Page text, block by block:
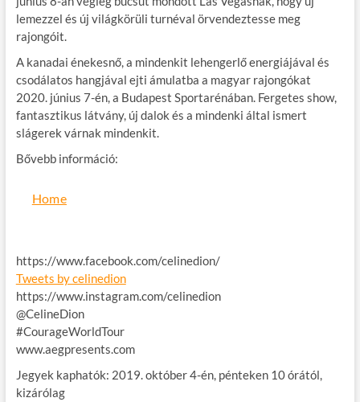
lemezzel és új világkörüli turnéval örvendeztesse meg
rajongóit.
A kanadai énekesnő, a mindenkit lehengerlő energiájával és
csodálatos hangjával ejti ámulatba a magyar rajongókat
2020. június 7-én, a Budapest Sportarénában. Fergetes show,
fantasztikus látvány, új dalok és a mindenki által ismert
slágerek várnak mindenkit.
Bővebb információ:
Home
https://www.facebook.com/celinedion/
Tweets by celinedion
https://www.instagram.com/celinedion
@CelineDion
#CourageWorldTour
www.aegpresents.com
Jegyek kaphatók: 2019. október 4-én, pénteken 10 órától,
kizárólag